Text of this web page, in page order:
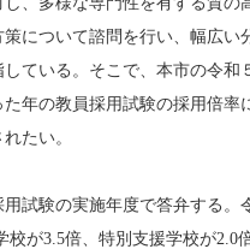
策について諮問を行い、幅広い
ている。そこで、本市の令和
年の教員採用試験の採用倍率
たい。
試験の実施年度で答弁する。
校が3.5倍、特別支援学校が2.0